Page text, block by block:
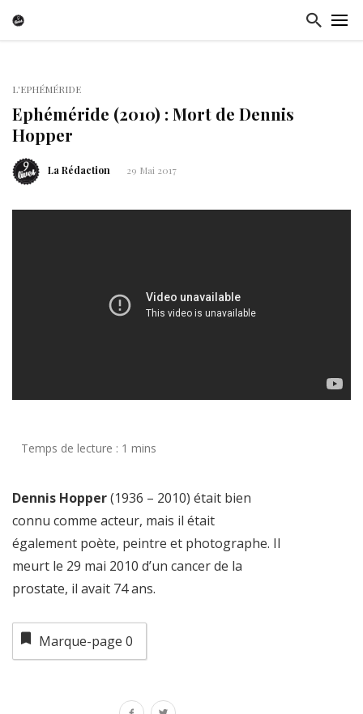
L'EPHÉMÉRIDE
Ephéméride (2010) : Mort de Dennis
Hopper
La Rédaction 29 Mai 2017
Dennis Hopper(1936 – 2010) était bien
connu comme acteur, mais il était
également poète, peintre et photographe. Il
meurt le 29 mai 2010 d’un cancer de la
prostate, il avait 74 ans.
Marque-page 0